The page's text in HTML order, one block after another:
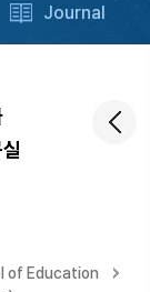
Journal
of Education